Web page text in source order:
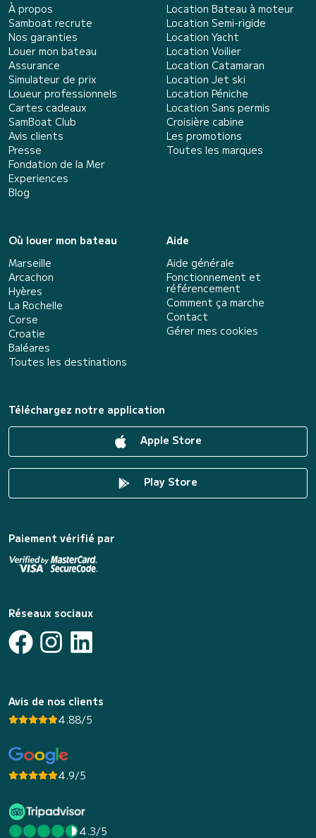
À propos
Samboat recrute
Nos garanties
Louer mon bateau
Assurance
Simulateur de prix
Loueur professionnels
Cartes cadeaux
SamBoat Club
Avis clients
Presse
Fondation de la Mer
Experiences
Blog
Location Bateau à moteur
Location Semi-rigide
Location Yacht
Location Voilier
Location Catamaran
Location Jet ski
Location Péniche
Location Sans permis
Croisière cabine
Les promotions
Toutes les marques
Où louer mon bateau
Marseille
Arcachon
Hyères
La Rochelle
Corse
Croatie
Baléares
Toutes les destinations
Aide
Aide générale
Fonctionnement et
référencement
Comment ça marche
Contact
Gérer mes cookies
Téléchargez notre application
Apple Store
Play Store
Paiement vérifié par
Réseaux sociaux
Avis de nos clients
4.88/5
4.9/5
4.3/5